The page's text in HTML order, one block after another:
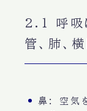
2.1 呼吸
管、肺、
鼻 : 空気